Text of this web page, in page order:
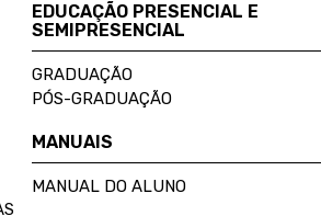
EDUCAÇÃO PRESENCIAL E
SEMIPRESENCIAL
GRADUAÇÃO
PÓS-GRADUAÇÃO
MANUAIS
MANUAL DO ALUNO